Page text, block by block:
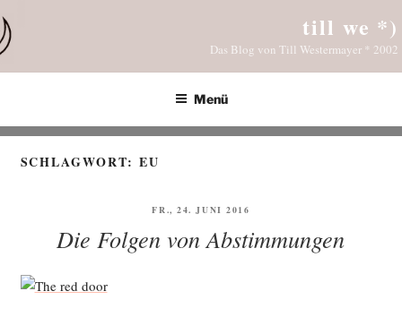
Inhalt
springen
till we *)
Das Blog von Till Westermayer * 2002
Menü
SCHLAGWORT:EU
VERÖFFENTLICHT
FR., 24. JUNI 2016
Die Folgen von Abstimmungen